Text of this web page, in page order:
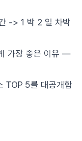
-> 1 박 2 일 차박
가장 좋은 이유 —
TOP 5를 대공개합